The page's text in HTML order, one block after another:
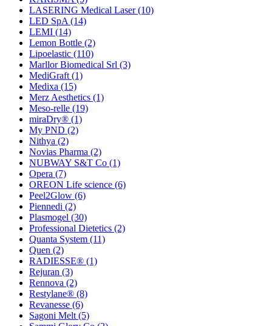
LASERING Medical Laser(10)
LED SpA (14)
LEMI (14)
Lemon Bottle (2)
Lipoelastic (110)
Marllor Biomedical Srl (3)
MediGraft (1)
Medixa (15)
Merz Aesthetics (1)
Meso-relle (19)
miraDry® (1)
My PND (2)
Nithya (2)
Novias Pharma (2)
NUBWAY S&T Co (1)
Opera (7)
OREON Life science (6)
Peel2Glow (6)
Piennedi (2)
Plasmogel (30)
Professional Dietetics (2)
Quanta System (11)
Quen (2)
RADIESSE® (1)
Rejuran (3)
Rennova (2)
Restylane® (8)
Revanesse (6)
Sagoni Melt (5)